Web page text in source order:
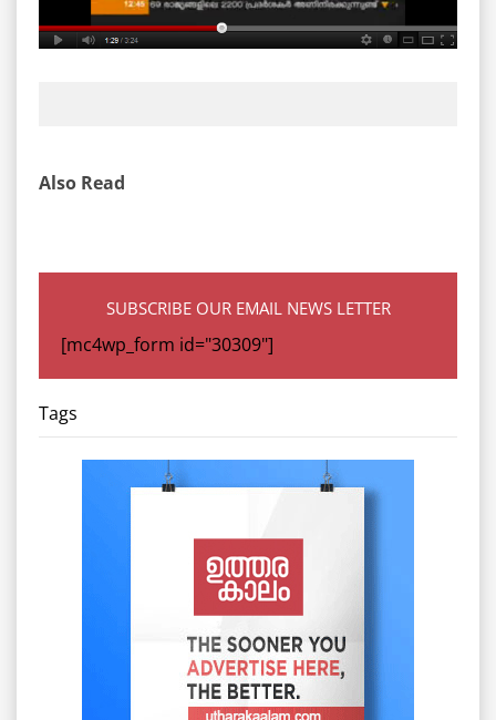
Also Read
SUBSCRIBE OUR EMAIL NEWS LETTER
[mc4wp_form id="30309"]
Tags